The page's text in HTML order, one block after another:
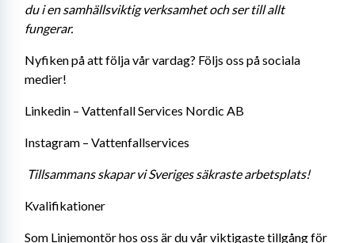
du i en samhällsviktig verksamhet och ser till allt
fungerar.
Nyfiken på att följa vår vardag? Följs oss på sociala
medier!
Linkedin – Vattenfall Services Nordic AB
Instagram – Vattenfallservices
Tillsammans skapar vi Sveriges säkraste arbetsplats!
Kvalifikationer
Som Linjemontör hos oss är du vår viktigaste tillgång för